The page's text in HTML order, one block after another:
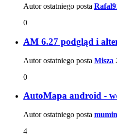
Autor ostatniego posta
0
AM 6.27 podgląd i
Autor ostatniego posta Misza
0
AutoMapa android -
Autor ostatniego posta
4